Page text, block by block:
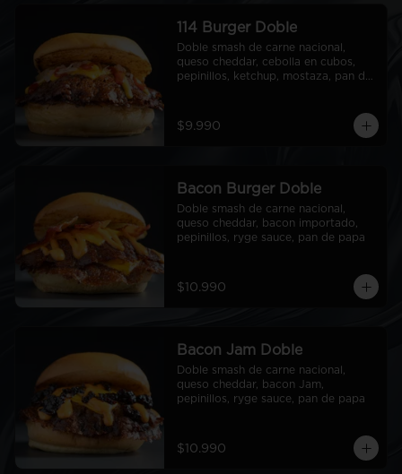
114 Burger Doble
Doble smash de carne nacional,
queso cheddar, cebolla en cubos,
pepinillos, ketchup, mostaza, pan de
$9.990
Bacon Burger Doble
Doble smash de carne nacional,
queso cheddar, bacon importado,
pepinillos, ryge sauce, pan de papa
$10.990
Bacon Jam Doble
Doble smash de carne nacional,
queso cheddar, bacon Jam,
pepinillos, ryge sauce, pan de papa
$10.990